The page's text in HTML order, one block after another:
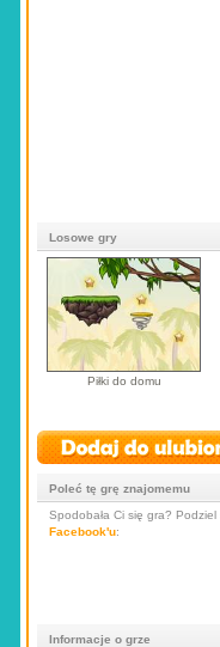
Losowe gry
Piłki do domu
Poleć tę grę znajomemu
Spodobała Ci się gra?
Facebook'u:
Informacje o grze